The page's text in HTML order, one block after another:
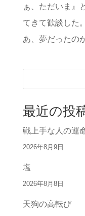
ぁ、ただいま』
てきて歓談した
あ、夢だったの
最近の投
戦上手な人の運
2026年8月9日
塩
2026年8月8日
天狗の高転び